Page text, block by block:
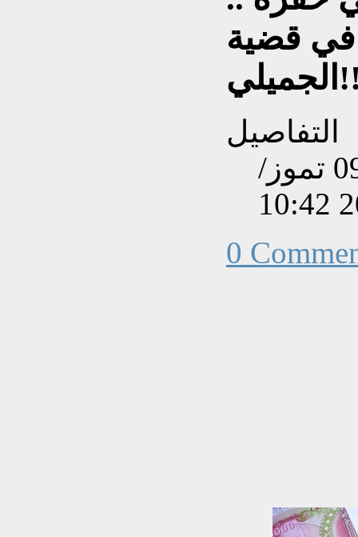
قضية
التفاصيل
تم إنشاءه بتاريخ الخميس, 09 تموز/
0